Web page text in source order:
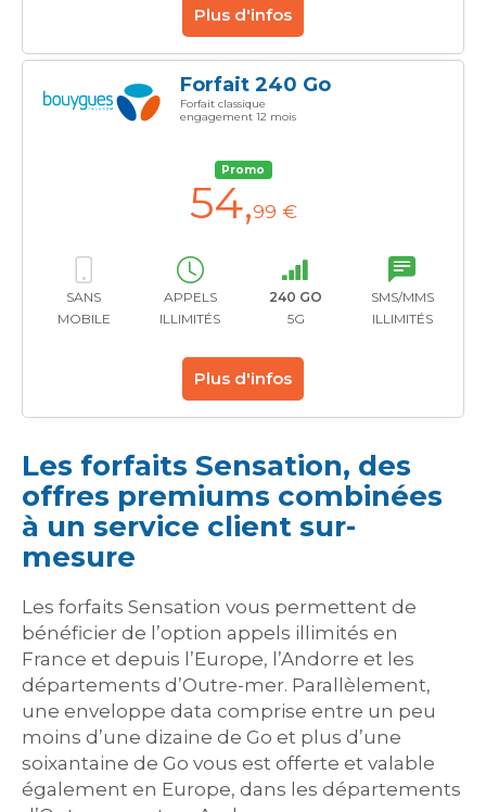
Plus d'infos
Forfait 240 Go
Forfait classique
engagement 12 mois
Promo
54,99 €
SANS
MOBILE
APPELS
ILLIMITÉS
240 GO
5G
SMS/MMS
ILLIMITÉS
Plus d'infos
Les forfaits Sensation, des
offres premiums combinées
à un service client sur-
mesure
Les forfaits Sensation vous permettent de
bénéficier de l’option appels illimités en
France et depuis l’Europe, l’Andorre et les
départements d’Outre-mer. Parallèlement,
une enveloppe data comprise entre un peu
moins d’une dizaine de Go et plus d’une
soixantaine de Go vous est offerte et valable
également en Europe, dans les départements